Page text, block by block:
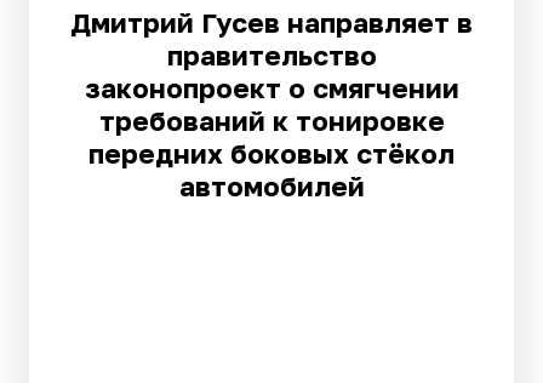
Дмитрий Гусев направляет в
правительство
законопроект о смягчении
требований к тонировке
передних боковых стёкол
автомобилей